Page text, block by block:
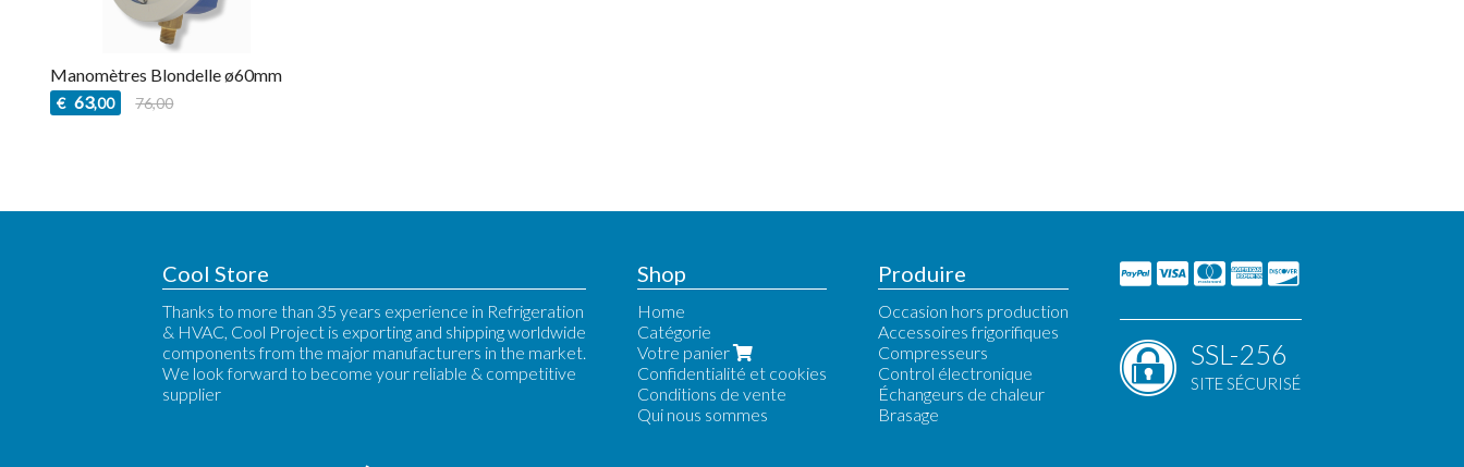
Manomètres Blondelle ø60mm
€ 63,00 76,00
Cool Store
Thanks to more than 35 years experience in Refrigeration
& HVAC, Cool Project is exporting and shipping worldwide
components from the major manufacturers in the market.
We look forward to become your reliable & competitive
supplier
Shop
Home
Catégorie
Votre panier
Confidentialité et cookies
Conditions de vente
Qui nous sommes
Produire
Occasion hors production
Accessoires frigorifiques
Compresseurs
Control électronique
Échangeurs de chaleur
Brasage
SSL-256
SITE SÉCURISÉ